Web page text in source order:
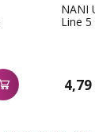
NANI
Line
4,79